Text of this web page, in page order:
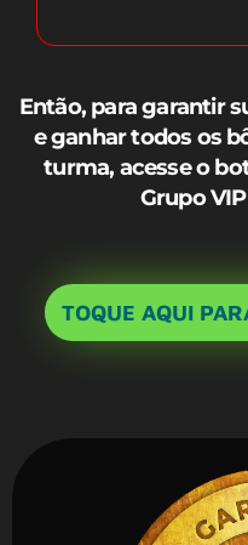
Então, para garantir
e ganhar todos os
turma, acesse o
Grupo
TOQUE AQUI